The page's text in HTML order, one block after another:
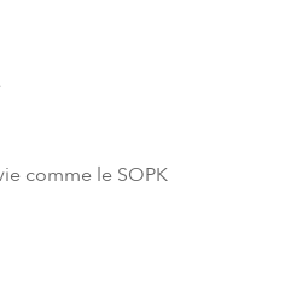
comme le SOPK